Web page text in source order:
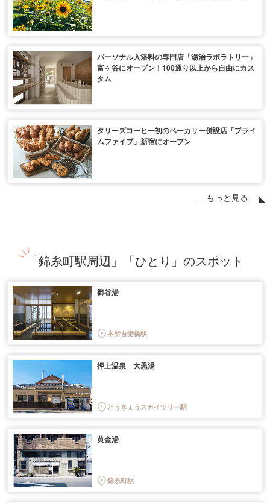
パーソナル入浴料の専門店「湯治ラボラトリー」
富ヶ谷にオープン！100通り以上から自由にカス
タム
タリーズコーヒー初のベーカリー併設店「プライ
ムファイブ」新宿にオープン
もっと見る
「錦糸町駅周辺」「ひとり」のスポット
御谷湯
本所吾妻橋駅
押上温泉 大黒湯
とうきょうスカイツリー駅
黄金湯
錦糸町駅